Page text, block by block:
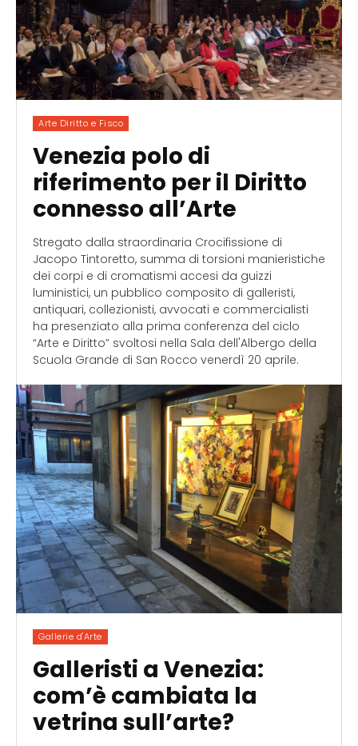
Arte Diritto e Fisco
Venezia polo di
riferimento per il Diritto
connesso all’Arte
Stregato dalla straordinaria Crocifissione di
Jacopo Tintoretto, summa di torsioni manieristiche
dei corpi e di cromatismi accesi da guizzi
luministici, un pubblico composito di galleristi,
antiquari, collezionisti, avvocati e commercialisti
ha presenziato alla prima conferenza del ciclo
“Arte e Diritto” svoltosi nella Sala dell'Albergo della
Scuola Grande di San Rocco venerdì 20 aprile.
Gallerie d'Arte
Galleristi a Venezia:
com’è cambiata la
vetrina sull’arte?